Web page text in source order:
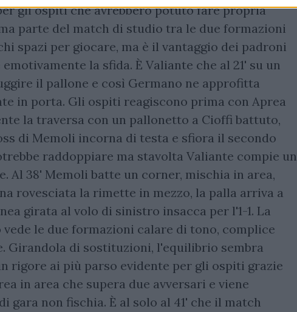
gli ospiti che avrebbero potuto fare propria
parte del match di studio tra le due formazioni
spazi per giocare, ma è il vantaggio dei padroni
la sfida. È Valiante che al 21' su un
il pallone e così Germano ne approfitta
in porta. Gli ospiti reagiscono prima con Aprea
la traversa con un pallonetto a Cioffi battuto,
di Memoli incorna di testa e sfiora il secondo
raddoppiare ma stavolta Valiante compie un
Al 38' Memoli batte un corner, mischia in area,
rovesciata la rimette in mezzo, la palla arriva a
girata al volo di sinistro insacca per l'1-1. La
le due formazioni calare di tono, complice
Girandola di sostituzioni, l'equilibrio sembra
rigore ai più parso evidente per gli ospiti grazie
in area che supera due avversari e viene
non fischia. È al solo al 41' che il match